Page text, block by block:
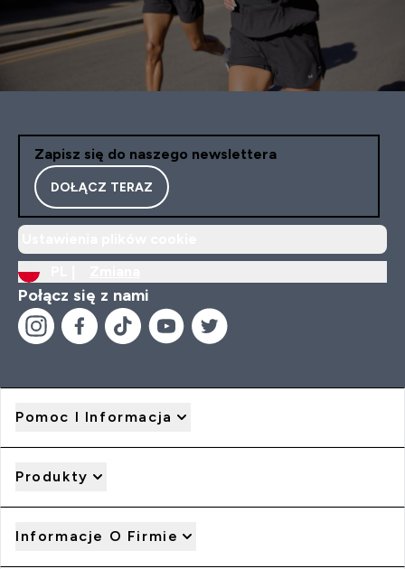
Zapisz się do naszego newslettera
DOŁĄCZ TERAZ
Połącz się z nami
Pomoc I Informacja
Produkty
Informacje O Firmie